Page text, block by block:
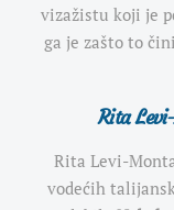
vizažistu koji je
ga je zašto to
Rita
Rita Levi-
vodećih